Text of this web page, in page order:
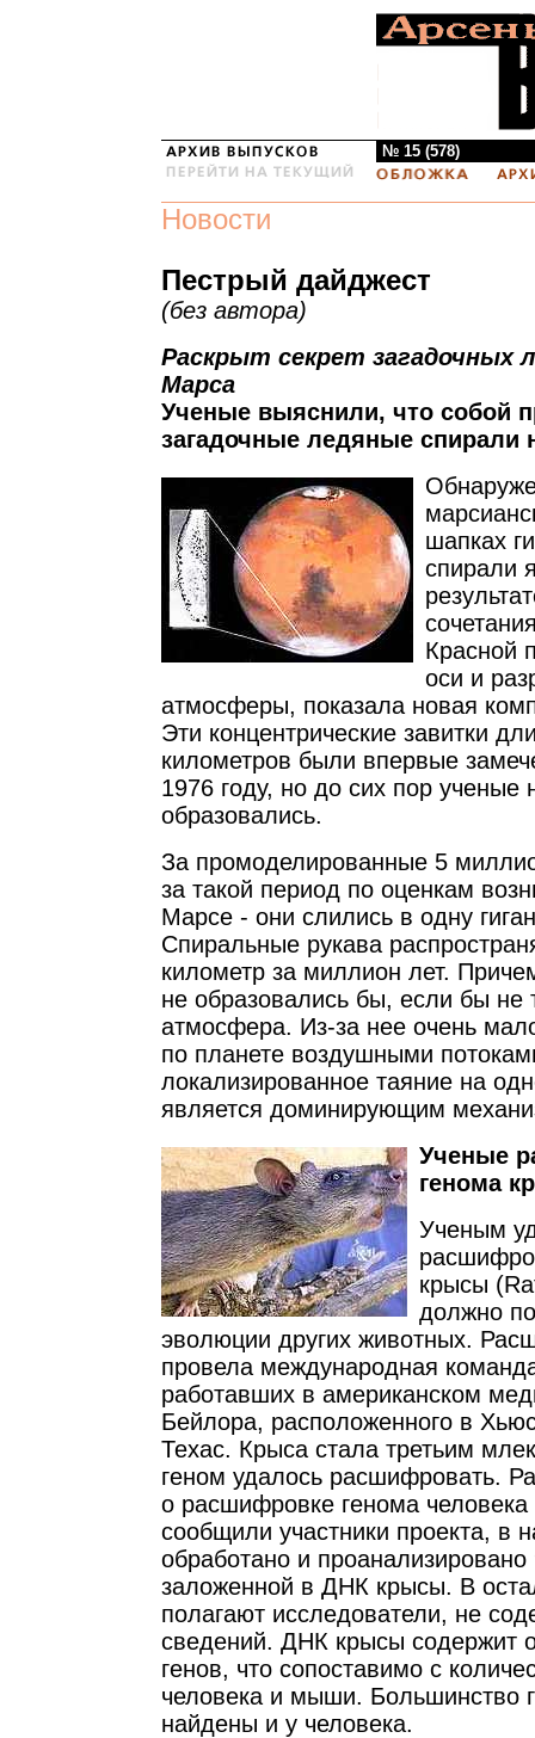
№ 15 (578)
Новости
Пестрый дайджест
(без автора)
Раскрыт секрет загадочных
Марса
Ученые выяснили, что собой
загадочные ледяные спирали
шапках
спирали
Красной
оси и
атмосферы, показала новая
Эти концентрические завитки
километров были впервые
1976 году, но до сих пор ученые
образовались.
За промоделированные 5
за такой период по оценкам
Марсе - они слились в одну
Спиральные рукава
километр за миллион лет.
не образовались бы, если бы не
атмосфера. Из-за нее очень
по планете воздушными
локализированное таяние на
является доминирующим
Ученые
генома
Ученым
крысы
должно
эволюции других животных.
провела международная
работавших в американском
Бейлора, расположенного в
Техас. Крыса стала третьим
геном удалось расшифровать.
о расшифровке генома
сообщили участники проекта, в
обработано и
заложенной в ДНК крысы. В
полагают исследователи, не
сведений. ДНК крысы содержит
генов, что сопоставимо с
человека и мыши. Большинство
найдены и у человека.